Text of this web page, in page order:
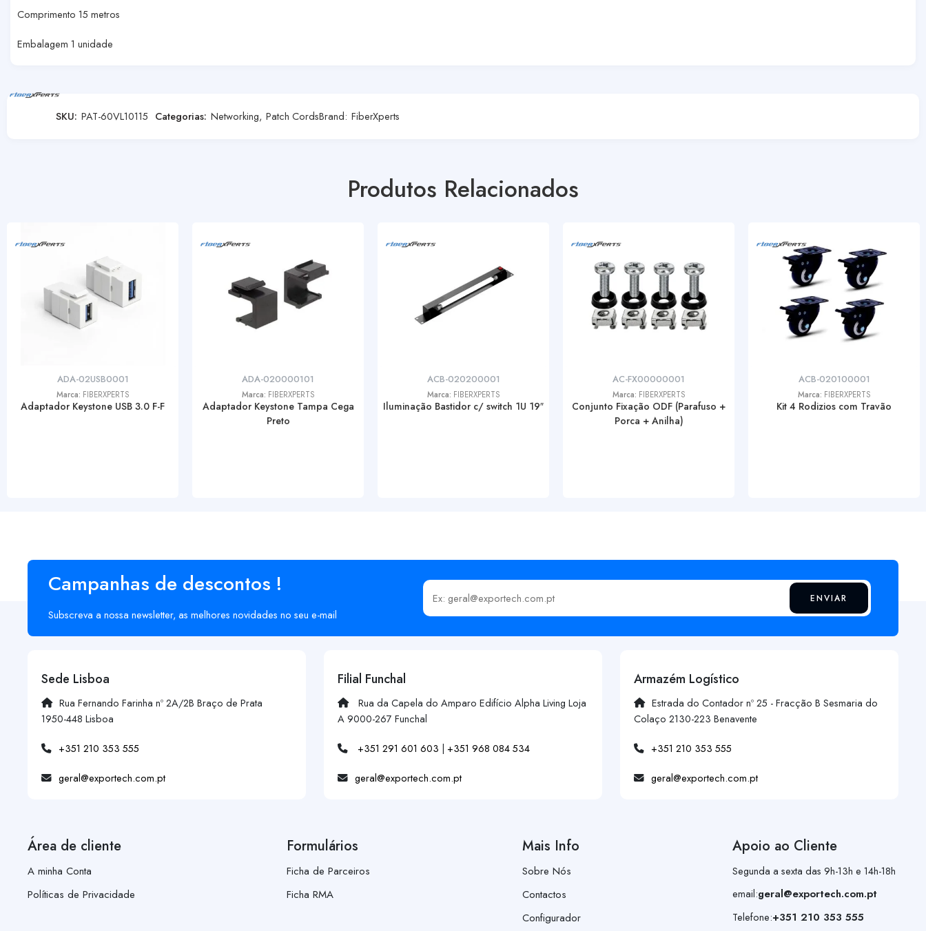
Comprimento 15 metros
Embalagem 1 unidade
SKU: PAT-60VL10115 Categorias: Networking, Patch CordsBrand: FiberXperts
Produtos Relacionados
ADA-02USB0001
Marca: FIBERXPERTS
Adaptador Keystone USB 3.0 F-F
ADA-020000101
Marca: FIBERXPERTS
Adaptador Keystone Tampa Cega
Preto
ACB-020200001
Marca: FIBERXPERTS
Iluminação Bastidor c/ switch 1U 19″
AC-FX00000001
Marca: FIBERXPERTS
Conjunto Fixação ODF (Parafuso +
Porca + Anilha)
ACB-020100001
Marca: FIBERXPERTS
Kit 4 Rodizios com Travão
Campanhas de descontos !
Subscreva a nossa newsletter, as melhores novidades no seu e-mail
Insira o seu email ENVIAR
Sede Lisboa
Rua Fernando Farinha nº 2A/2B Braço de Prata
1950-448 Lisboa
+351 210 353 555
geral@exportech.com.pt
Filial Funchal
Rua da Capela do Amparo Edifício Alpha Living Loja
A 9000-267 Funchal
+351 291 601 603 | +351 968 084 534
geral@exportech.com.pt
Armazém Logístico
Estrada do Contador nº 25 - Fracção B Sesmaria do
Colaço 2130-223 Benavente
+351 210 353 555
geral@exportech.com.pt
Área de cliente
A minha Conta
Políticas de Privacidade
Formulários
Ficha de Parceiros
Ficha RMA
Mais Info
Sobre Nós
Contactos
Configurador
Apoio ao Cliente
Segunda a sexta das 9h-13h e 14h-18h
email:geral@exportech.com.pt
Telefone:+351 210 353 555